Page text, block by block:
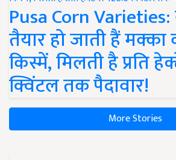
Pusa Corn
तैयार हो जाती हैं मक्का
किस्में, मिलती है प्रति
क्विंटल तक पैदावार!
More Stories